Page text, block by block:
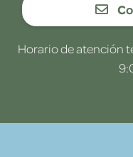
Horario de atención